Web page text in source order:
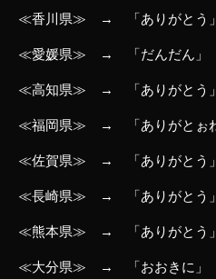
≪香川県≫ → 「ありがとう」
≪愛媛県≫ → 「だんだん」
≪高知県≫ → 「ありがとう」
≪福岡県≫ → 「ありがとぉね
≪佐賀県≫ → 「ありがとう」
≪長崎県≫ → 「ありがとう」
≪熊本県≫ → 「ありがとう」
≪大分県≫ → 「おおきに」